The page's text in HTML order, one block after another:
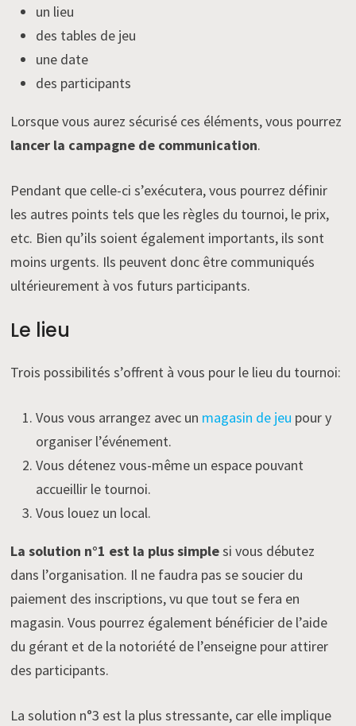
un lieu
des tables de jeu
une date
des participants
Lorsque vous aurez sécurisé ces éléments, vous pourrez
lancer la campagne de communication.
Pendant que celle-ci s’exécutera, vous pourrez définir
les autres points tels que les règles du tournoi, le prix,
etc. Bien qu’ils soient également importants, ils sont
moins urgents. Ils peuvent donc être communiqués
ultérieurement à vos futurs participants.
Le lieu
Trois possibilités s’offrent à vous pour le lieu du tournoi:
Vous vous arrangez avec un magasin de jeu pour y
organiser l’événement.
Vous détenez vous-même un espace pouvant
accueillir le tournoi.
Vous louez un local.
La solution n°1 est la plus simplesi vous débutez
dans l’organisation. Il ne faudra pas se soucier du
paiement des inscriptions, vu que tout se fera en
magasin. Vous pourrez également bénéficier de l’aide
du gérant et de la notoriété de l’enseigne pour attirer
des participants.
La solution n°3 est la plus stressante, car elle implique